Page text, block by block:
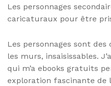
Les personnages
caricaturaux pour être
Les personnages sont
les murs, insaisissables.
qui m’a ebooks gratuits
exploration fascinante de